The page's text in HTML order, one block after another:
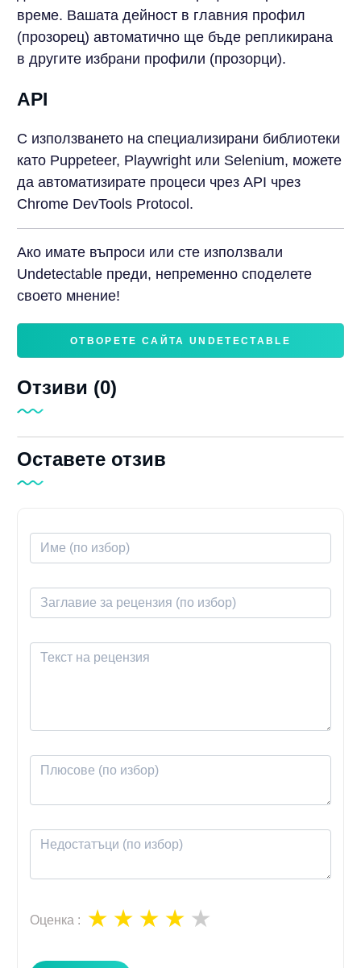
време. Вашата дейност в главния профил
(прозорец) автоматично ще бъде репликирана
в другите избрани профили (прозорци).
API
С използването на специализирани библиотеки
като Puppeteer, Playwright или Selenium, можете
да автоматизирате процеси чрез API чрез
Chrome DevTools Protocol.
Ако имате въпроси или сте използвали
Undetectable преди, непременно споделете
своето мнение!
ОТВОРЕТЕ САЙТА UNDETECTABLE
Отзиви (0)
Оставете отзив
Оценка :